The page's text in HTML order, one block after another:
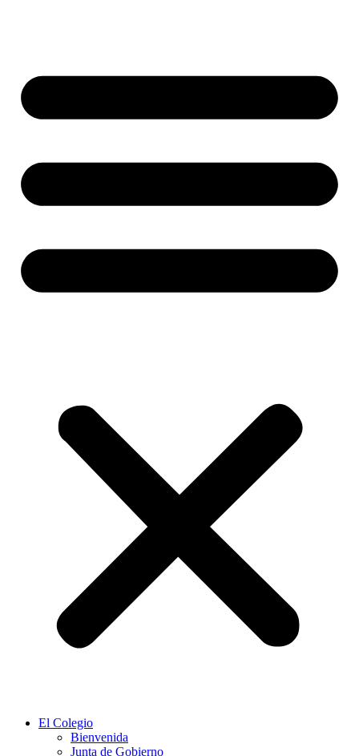
El Colegio
Bienvenida
Junta de Gobierno